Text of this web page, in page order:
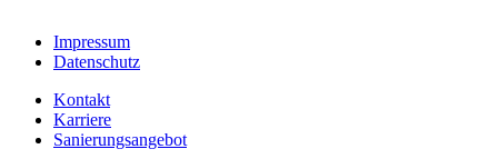
Impressum
Datenschutz
Kontakt
Karriere
Sanierungsangebot